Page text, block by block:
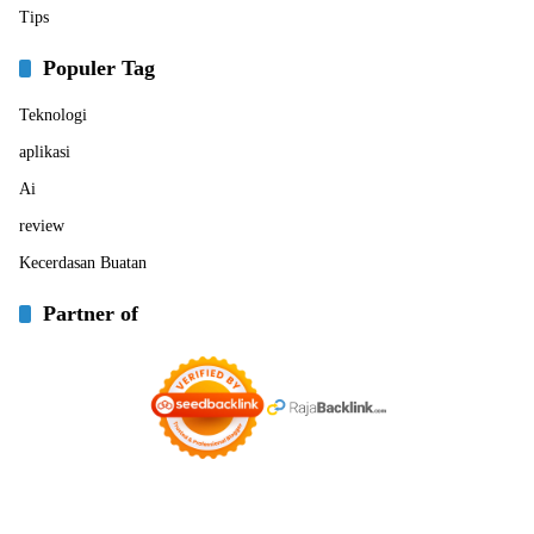
Tips
Populer Tag
Teknologi
aplikasi
Ai
review
Kecerdasan Buatan
Partner of